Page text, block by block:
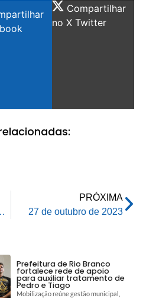
Compartilhar
no X Twitter
IFAC com presença do ministro da Educação
PRÓXIMA
27 de outubro de 2023
Prefeitura de Rio Branco
fortalece rede de apoio
para auxiliar tratamento de
Pedro e Tiago
Mobilização reúne gestão municipal,